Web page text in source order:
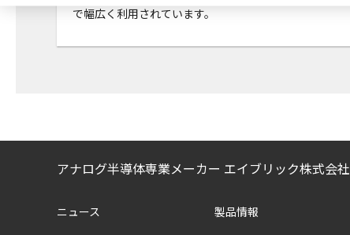
で幅広く利用されています。
アナログ半導体専業メーカー エイブリック株式会社
ニュース 製品情報